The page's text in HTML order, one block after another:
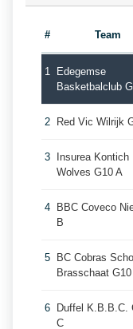
# Team
1
Edegemse
Basketbalclub
2 Red Vic Wilrijk
3
Insurea Kontich
Wolves G10 A
4
BBC Coveco
B
5
BC Cobras
Brasschaat
6
Duffel K.B.B.C.
C